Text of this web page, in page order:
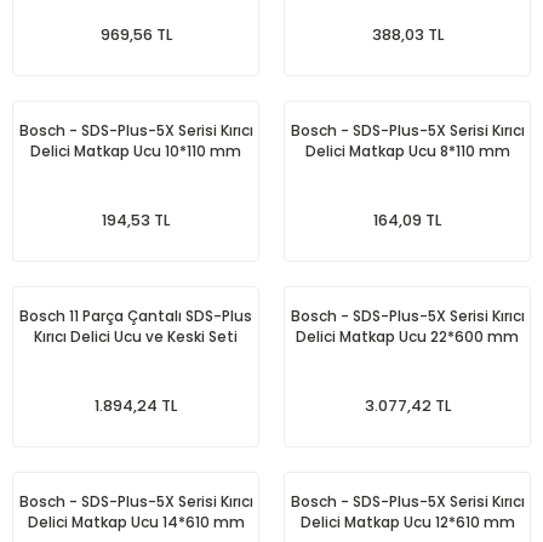
969,56 TL 388,03 TL
Bosch - SDS-Plus-5X Serisi Kırıcı
Delici Matkap Ucu 10*110 mm
194,53 TL
Bosch - SDS-Plus-5X Serisi Kırıcı
Delici Matkap Ucu 8*110 mm
164,09 TL
Bosch 11 Parça Çantalı SDS-Plus
Kırıcı Delici Ucu ve Keski Seti
1.894,24 TL
Bosch - SDS-Plus-5X Serisi Kırıcı
Delici Matkap Ucu 22*600 mm
3.077,42 TL
Bosch - SDS-Plus-5X Serisi Kırıcı
Delici Matkap Ucu 14*610 mm
Bosch - SDS-Plus-5X Serisi Kırıcı
Delici Matkap Ucu 12*610 mm